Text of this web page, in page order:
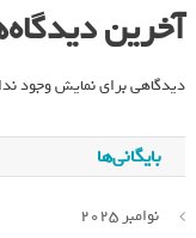
آخرین
دیدگاهی برای نمایش وجود
بایگانی‌ها
نوامبر 2025